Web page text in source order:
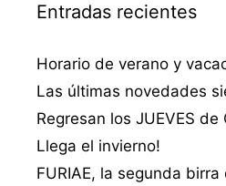
Entradas recientes
Horario de verano y
Las últimas novedades
Regresan los JUEVES de
Llega el invierno!
FURIAE, la segunda